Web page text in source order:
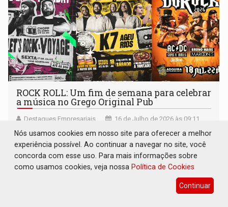
ROCK ROLL: Um fim de semana para celebrar
a música no Grego Original Pub
Destaques Empresariais 16 de Julho de 2026 às 09:11
Nós usamos cookies em nosso site para oferecer a melhor
experiência possível. Ao continuar a navegar no site, você
concorda com esse uso. Para mais informações sobre
como usamos cookies, veja nossa Política de Cookies
Continuar